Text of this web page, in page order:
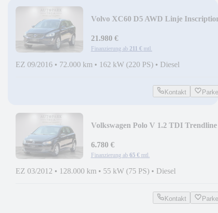
Volvo XC60 D5 AWD Linje
21.980 €
Finanzierung ab 211 € mtl.
EZ 09/2016 • 72.000 km • 162 kW (220 PS) • Diesel
Kontakt
Volkswagen Polo V 1.2 TDI Trendline
6.780 €
Finanzierung ab 65 € mtl.
EZ 03/2012 • 128.000 km • 55 kW (75 PS) • Diesel
Kontakt